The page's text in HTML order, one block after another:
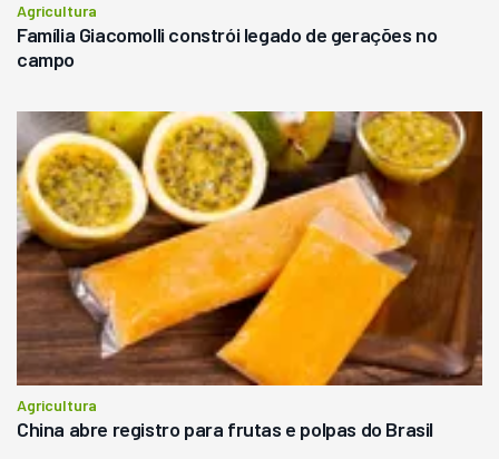
Agricultura
Família Giacomolli constrói legado de gerações no
campo
Agricultura
China abre registro para frutas e polpas do Brasil